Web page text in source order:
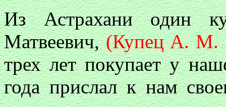
Из Астрахани один
Матвеевич,(Купец А. М.
трех лет покупает у
года прислал к нам